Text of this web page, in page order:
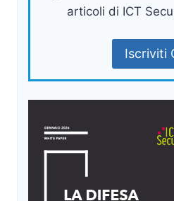
articoli di ICT
Iscriviti